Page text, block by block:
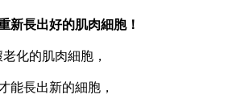
長出好的肌肉細胞！
化的肌肉細胞，
長出新的細胞，